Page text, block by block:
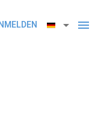
arrow_drop_down menu